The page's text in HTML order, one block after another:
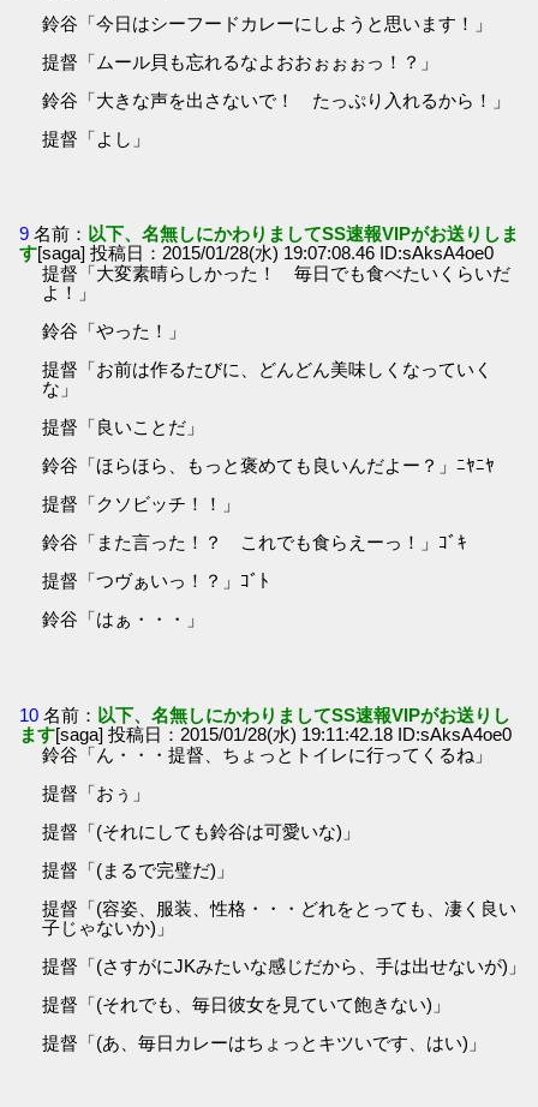
鈴谷「今日はシーフードカレーにしようと思います！」
提督「ムール貝も忘れるなよおおぉぉぉっ！？」
鈴谷「大きな声を出さないで！ たっぷり入れるから！」
提督「よし」
9 名前： 以下、名無しにかわりましてSS速報VIPがお送りしま
す[saga] 投稿日：2015/01/28(水) 19:07:08.46 ID:sAksA4oe0
提督「大変素晴らしかった！ 毎日でも食べたいくらいだ
よ！」
鈴谷「やった！」
提督「お前は作るたびに、どんどん美味しくなっていく
な」
提督「良いことだ」
鈴谷「ほらほら、もっと褒めても良いんだよー？」ﾆﾔﾆﾔ
提督「クソビッチ！！」
鈴谷「また言った！？ これでも食らえーっ！」ｺﾞｷ
提督「つヴぁいっ！？」ｺﾞﾄ
鈴谷「はぁ・・・」
10 名前： 以下、名無しにかわりましてSS速報VIPがお送りし
ます[saga] 投稿日：2015/01/28(水) 19:11:42.18 ID:sAksA4oe0
鈴谷「ん・・・提督、ちょっとトイレに行ってくるね」
提督「おぅ」
提督「(それにしても鈴谷は可愛いな)」
提督「(まるで完璧だ)」
提督「(容姿、服装、性格・・・どれをとっても、凄く良い
子じゃないか)」
提督「(さすがにJKみたいな感じだから、手は出せないが)」
提督「(それでも、毎日彼女を見ていて飽きない)」
提督「(あ、毎日カレーはちょっとキツいです、はい)」